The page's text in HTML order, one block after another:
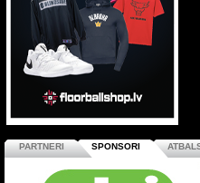
PARTNERI SPONSORI